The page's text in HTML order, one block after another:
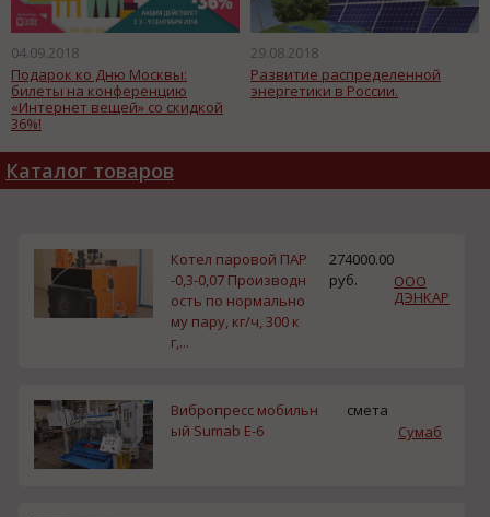
04.09.2018
Подарок ко Дню Москвы:
билеты на конференцию
«Интернет вещей» со скидкой
36%!
29.08.2018
Развитие распределенной
энергетики в России.
Каталог товаров
Котел паровой ПАР
-0,3-0,07 Производн
ость по нормально
му пару, кг/ч, 300 к
г,...
274000.00
руб.
ООО
ДЭНКАР
Вибропресс мобильн
ый Sumab Е-6
смета
Сумаб